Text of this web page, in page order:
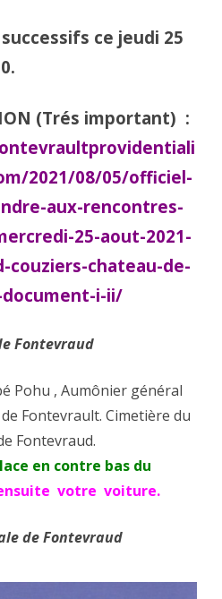
du
Août
2022
+
des
ce jeudi 25
(Trés important) :
2021/08/05/officiel-
aux-rencontres-
25-aout-2021-
chateau-de-
i-ii/
Fontevraud
Pohu , Aumônier général
Fontevrault. Cimetière du
de Fontevraud.
en contre bas du
votre voiture.
de Fontevraud